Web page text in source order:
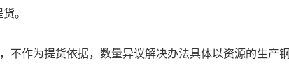
。
不作为提货依据，数量异议解决办法具体以资源的生产钢